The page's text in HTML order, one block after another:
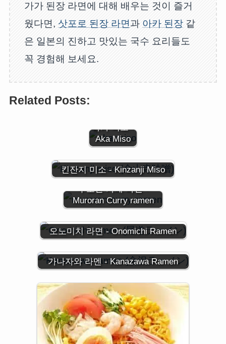
가가 된장 라면에 대해 배우는 것이 즐거
웠다면, 삿포로 된장 라면 과 아카 된장 같
은 일본의 진하고 맛있는 국수 요리들도
꼭 경험해 보세요.
Related Posts:
아카 미소 -
Aka Miso
킨잔지 미소 - Kinzanji Miso
무로란 카레 라면 -
Muroran Curry ramen
오노미치 라면 - Onomichi Ramen
가나자와 라멘 - Kanazawa Ramen